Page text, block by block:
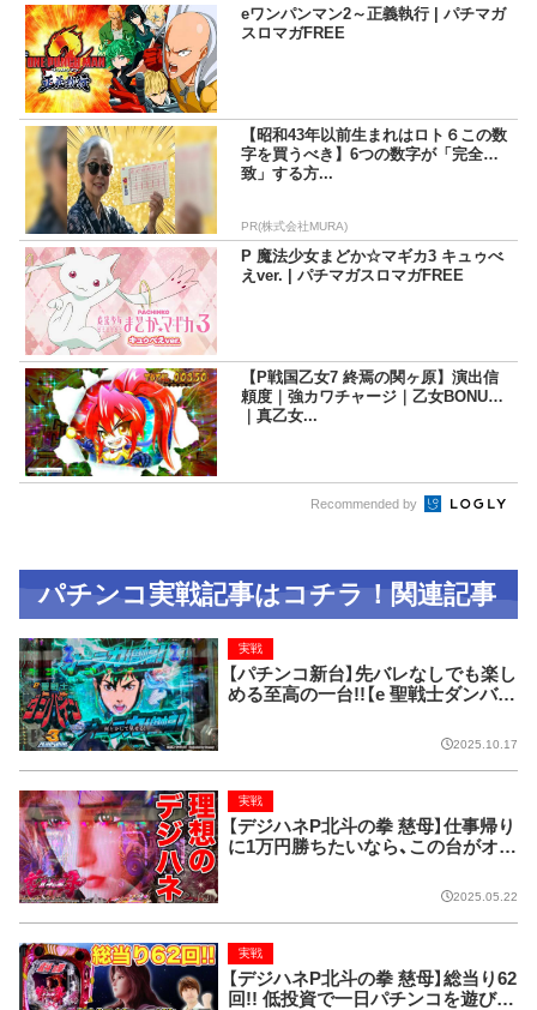
eワンパンマン2～正義執行 | パチマガ
スロマガFREE
【昭和43年以前生まれはロト６この数
字を買うべき】6つの数字が「完全一
致」する方...
PR(株式会社MURA)
P 魔法少女まどか☆マギカ3 キュゥべ
えver. | パチマガスロマガFREE
【P戦国乙女7 終焉の関ヶ原】演出信
頼度｜強カワチャージ｜乙女BONUS
｜真乙女...
Recommended by
パチンコ実戦記事はコチラ！関連記事
【パチンコ新台】先バレなしでも楽し
める至高の一台!!【e 聖戦士ダンバイ
実戦
2025.10.17
【デジハネP北斗の拳 慈母】仕事帰り
に1万円勝ちたいなら、この台がオス
実戦
2025.05.22
【デジハネP北斗の拳 慈母】総当り62
回!! 低投資で一日パチンコを遊びた
実戦